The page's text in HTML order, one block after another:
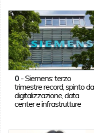
0-Siemens: terzo
trimestre record, spinto da
digitalizzazione, data
center e infrastrutture